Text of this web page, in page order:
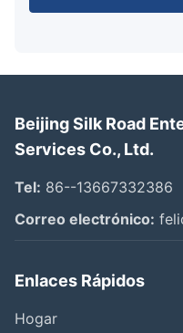
Beijing Silk Road
Services Co., Ltd.
Tel: 86--13667332386
Correo electrónico:
Enlaces Rápidos
Hogar